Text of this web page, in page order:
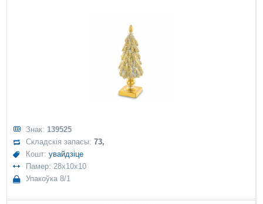
Знак: 139525
Складскія запасы:73,
Кошт:увайдзіце
Памер: 28x10x10
Упакоўка 8/1